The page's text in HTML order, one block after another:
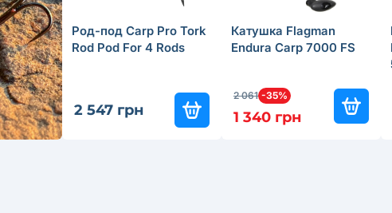
Род-под Carp Pro Tork
Rod Pod For 4 Rods
2 547 грн
Катушка Flagman
Endura Carp 7000 FS
2 061 -35%
1 340 грн